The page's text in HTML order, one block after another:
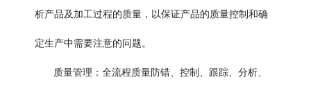
析产品及加工过程的质量，以保证产品的质量控制和确
定生产中需要注意的问题。
质量管理：全流程质量防错、控制、跟踪、分析、